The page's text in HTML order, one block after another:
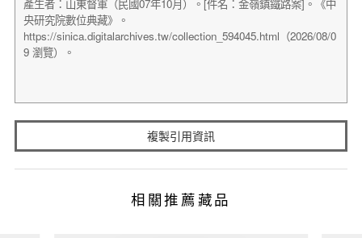
複製引用資訊
相關推薦藏品